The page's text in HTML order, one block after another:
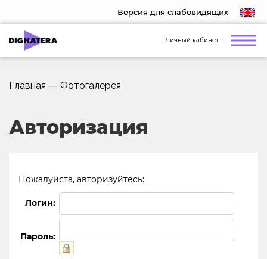
Версия для слабовидящих
Личный кабинет
Главная — Фотогалерея
Авторизация
Пожалуйста, авторизуйтесь:
Логин:
Пароль: